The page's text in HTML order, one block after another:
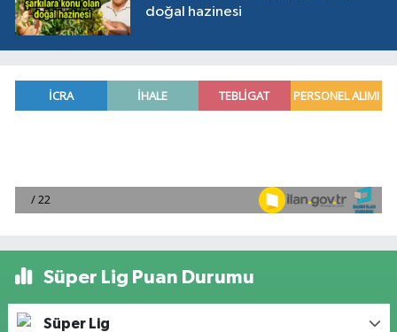
doğal hazinesi
Süper Lig Puan Durumu
Süper Lig